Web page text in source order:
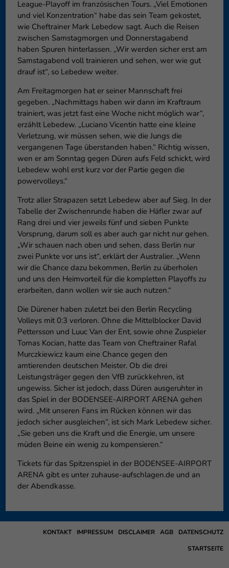
League-Playoff im französischen Tours. „Viel Emotionen
und viel Konzentration“ habe das sein Team gekostet,
wie Cheftrainer Mark Lebedew sagt. Auch die Reisen
zwischen Samstagmorgen und Donnerstagabend
haben Spuren hinterlassen. „Wir werden sicher erst am
Samstagabend voll trainieren und sehen, wer wie gut
drauf ist“, so Lebedew weiter.
Am Freitagmorgen hat er seiner Mannschaft frei
gegeben. „Nachmittags haben wir dann im Kraftraum
trainiert, was jetzt fast eine Woche nicht möglich war“,
erzählt Lebedew. „Luciano Vicentin hatte eine kleine
Verletzung, wir müssen sehen, wie die Jungs die
vergangenen Tage überstanden haben.“ Richtig wissen,
wen er am Sonntag gegen Düren aufs Feld schickt, wird
Lebedew wohl erst kurz vor der Partie gegen die
powervolleys.“
Trotz aller Strapazen setzt Lebedew aber auf Sieg. In der
Tabelle der Zwischenrunde haben die Häfler zwar auf
Rang drei und vier jeweils fünf und sieben Punkte
Vorsprung, darum soll es aber auch gar nicht nur gehen.
„Wir schauen nach oben und sehen, dass Berlin nur
zwei Punkte vor uns ist“, erklärt der Australier. „Wenn
wir die Chance dazu bekommen, Berlin zu überholen
und uns den Heimvorteil für die kompletten Playoffs zu
erarbeiten, dann wollen wir sie auch nutzen.“
Die Dürener haben zuletzt bei den Berlin Recycling
Volleys mit 0:3 verloren. Ohne die Mittelblocker David
Pettersson und Luuc Van der Ent, sowie ohne Zuspieler
Tomas Kocian, hatte das Team von Cheftrainer Rafal
Murczkiewicz kaum eine Chance gegen den
amtierenden deutschen Meister. Ob die drei
Leistungsträger gegen den VfB zurückkehren, ist
ungewiss. Sicher ist jedoch, dass Düren ausgeruhter in
das Spiel in der BODENSEE-AIRPORT ARENA gehen
wird. „Mit unseren Fans im Rücken können wir das
jedoch sicher ausgleichen“, ist sich Mark Lebedew sicher.
„Sie geben uns die Kraft und die Energie, um unsere
müden Beine ein wenig zu kompensieren.“
Tickets für das Spitzenspiel in der BODENSEE-AIRPORT
ARENA gibt es unter zuhause-aufschlagen.de und an
der Abendkasse.
DATENSCHUTZ
AGB
DISCLAIMER
IMPRESSUM
KONTAKT
STARTSEITE